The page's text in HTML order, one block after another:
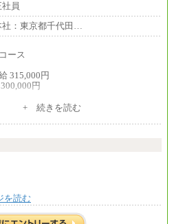
社員
社：東京都千代田…
ース
315,000円
円
282,000円
+ 続きを読む
を読む